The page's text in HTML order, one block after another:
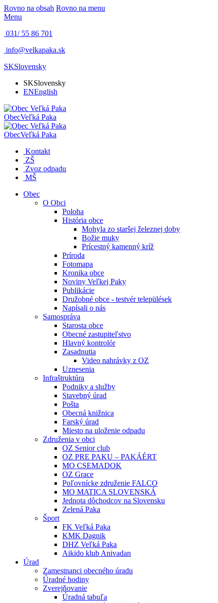
Rovno na obsah Rovno na menu
Menu
031/ 55 86 701
info@velkapaka.sk
SKSlovensky
SKSlovensky
ENEnglish
ObecVeľká Paka
ObecVeľká Paka
Kontakt
ZŠ
Zvoz odpadu
MŠ
Obec
O Obci
Poloha
História obce
Mohyla zo staršej železnej doby
Božie muky
Prícestný kamenný kríž
Príroda
Fotomapa
Kronika obce
Noviny Veľkej Paky
Publikácie
Družobné obce - testvér települések
Napísali o nás
Samospráva
Starosta obce
Obecné zastupiteľstvo
Hlavný kontrolór
Zasadnutia
Video nahrávky z OZ
Uznesenia
Infraštruktúra
Podniky a služby
Stavebný úrad
Pošta
Obecná knižnica
Farský úrad
Miesto na uloženie odpadu
Združenia v obci
OZ Senior club
OZ PRE PAKU – PAKÁÉRT
MO CSEMADOK
OZ Grace
Poľovnícke združenie FALCO
MO MATICA SLOVENSKÁ
Jednota dôchodcov na Slovensku
Zelená Paka
Šport
FK Veľká Paka
KMK Dagnik
DHZ Veľká Paka
Aikido klub Anivadan
Úrad
Zamestnanci obecného úradu
Úradné hodiny
Zverejňovanie
Úradná tabuľa